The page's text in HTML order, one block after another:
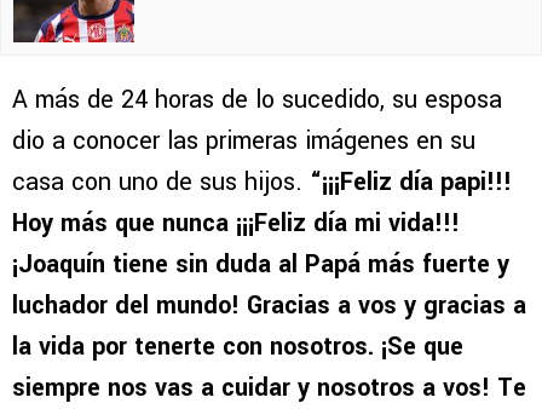
A más de 24 horas de lo sucedido, su esposa
dio a conocer las primeras imágenes en su
casa con uno de sus hijos. “¡¡¡Feliz día papi!!!
Hoy más que nunca ¡¡¡Feliz día mi vida!!!
¡Joaquín tiene sin duda al Papá más fuerte y
luchador del mundo! Gracias a vos y gracias a
la vida por tenerte con nosotros. ¡Se que
siempre nos vas a cuidar y nosotros a vos! Te